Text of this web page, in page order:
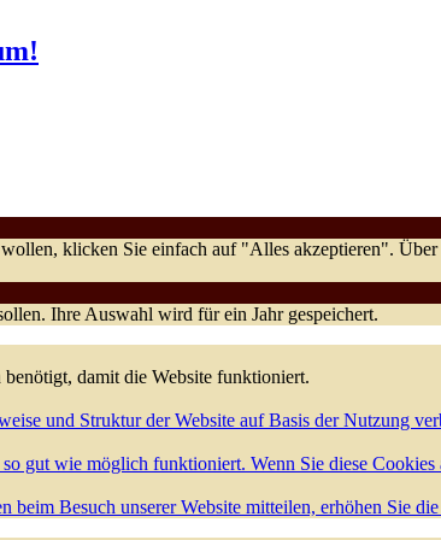
klicken Sie einfach auf "Alles akzeptieren".
Ihre Auswahl wird für ein Jahr gespeichert.
damit die Website funktioniert.
und Struktur der Website auf Basis der Nutzung
gut wie möglich funktioniert. Wenn Sie diese
beim Besuch unserer Website mitteilen, erhöhen Sie